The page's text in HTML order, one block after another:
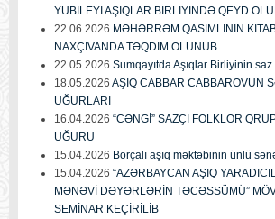
YUBİLEYİ AŞIQLAR BİRLİYİNDƏ QEYD
22.06.2026 MƏHƏRRƏM QASIMLININ
NAXÇIVANDA TƏQDİM OLUNUB
22.05.2026 Sumqayıtda Aşıqlar Birliyinin
18.05.2026 AŞIQ CABBAR CABBAROVUN
UĞURLARI
16.04.2026 “CƏNGİ” SAZÇI FOLKLOR
UĞURU
15.04.2026 Borçalı aşıq məktəbinin ünlü
15.04.2026 “AZƏRBAYCAN AŞIQ
MƏNƏVİ DƏYƏRLƏRİN TƏCƏSSÜMÜ”
SEMİNAR KEÇİRİLİB